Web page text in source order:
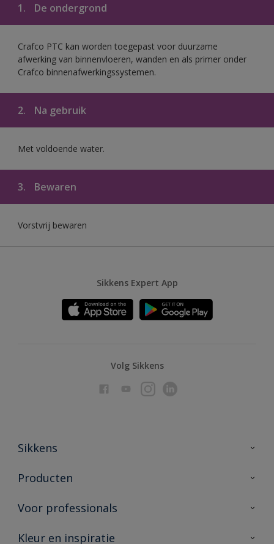
1. De ondergrond
Crafco PTC kan worden toegepast voor duurzame
afwerking van binnenvloeren, wanden en als primer onder
Crafco binnenafwerkingssystemen.
2. Na gebruik
Met voldoende water.
3. Bewaren
Vorstvrij bewaren
Sikkens Expert App
Volg Sikkens
Sikkens
Over Sikkens
Duurzaamheid
Producten
Producten voor binnen
Vind je verkooppunt
Voor professionals
Advies & service
Kleur en inspiratie